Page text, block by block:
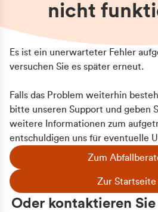
nicht
Es ist ein unerwarteter Fehler
versuchen Sie es später erneut.
Falls das Problem weiterhin
bitte unseren Support und geben
weitere Informationen zum
entschuldigen uns für eventuelle
Zum
Zur Startseite
Oder kontaktieren